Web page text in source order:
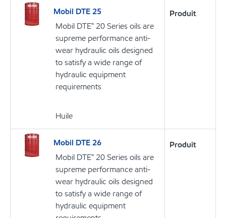
Mobil DTE 25
Mobil DTE™ 20 Series oils are
supreme performance anti-
wear hydraulic oils designed
to satisfy a wide range of
hydraulic equipment
requirements
Huile
Produit
Mobil DTE 26
Mobil DTE™ 20 Series oils are
supreme performance anti-
wear hydraulic oils designed
to satisfy a wide range of
hydraulic equipment
Produit